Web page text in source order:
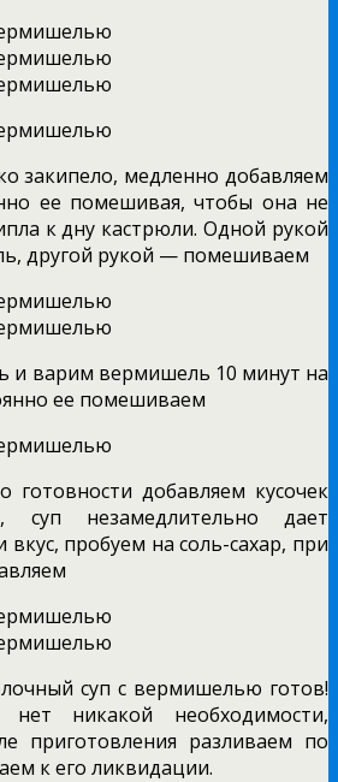
закипело, медленно добавляем
ее помешивая, чтобы она не
к дну кастрюли. Одной рукой
другой рукой — помешиваем
и варим вермишель 10 минут на
ее помешиваем
добавляем кусочек
суп незамедлительно дает
пробуем на соль-сахар, при
суп с вермишелью готов!
нет никакой необходимости,
приготовления разливаем по
к его ликвидации.